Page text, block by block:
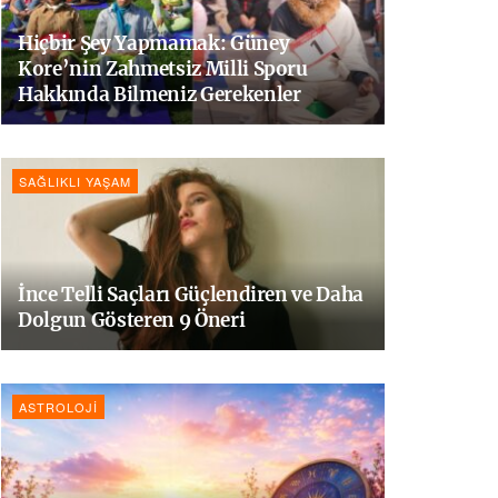
Hiçbir Şey Yapmamak: Güney
Kore’nin Zahmetsiz Milli Sporu
Hakkında Bilmeniz Gerekenler
SAĞLIKLI YAŞAM
İnce Telli Saçları Güçlendiren ve Daha
Dolgun Gösteren 9 Öneri
ASTROLOJI